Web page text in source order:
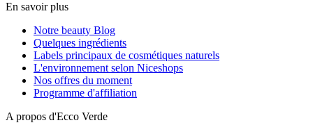
En savoir plus
Notre beauty Blog
Quelques ingrédients
Labels principaux de cosmétiques naturels
L'environnement selon Niceshops
Nos offres du moment
Programme d'affiliation
A propos d'Ecco Verde